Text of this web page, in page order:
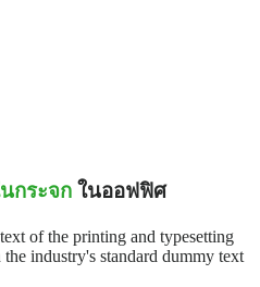
กระจก ในออฟฟิศ
of the printing and typesetting
industry's standard dummy text